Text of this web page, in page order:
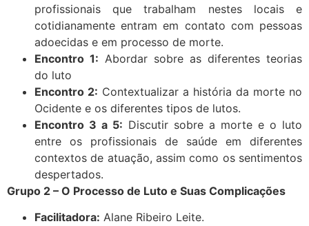
profissionais que trabalham nestes locais e
cotidianamente entram em contato com pessoas
adoecidas e em processo de morte.
Encontro 1: Abordar sobre as diferentes teorias
do luto
Encontro 2: Contextualizar a história da morte no
Ocidente e os diferentes tipos de lutos.
Encontro 3 a 5: Discutir sobre a morte e o luto
entre os profissionais de saúde em diferentes
contextos de atuação, assim como os sentimentos
despertados.
Grupo 2 – O Processo de Luto e Suas Complicações
Facilitadora: Alane Ribeiro Leite.